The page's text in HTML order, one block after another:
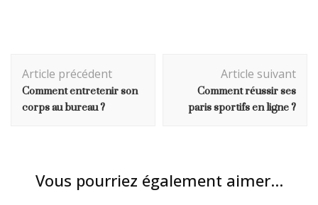
d'article
Article précédent
Comment entretenir son
corps au bureau ?
Article suivant
Comment réussir ses
paris sportifs en ligne ?
Vous pourriez également aimer...